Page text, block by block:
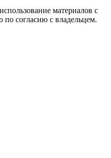
материалов с
по согласию с владельцем.